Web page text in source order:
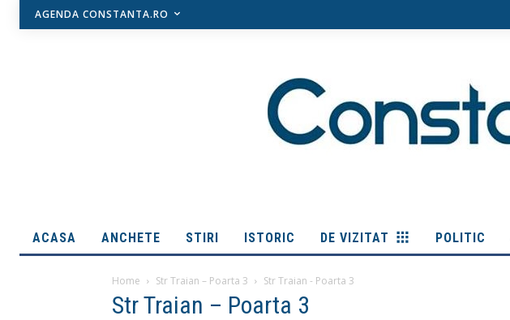
AGENDA CONSTANTA.RO
ACASA ANCHETE STIRI ISTORIC DE VIZITAT POLITIC
Home Str Traian – Poarta 3 Str Traian - Poarta 3
Str Traian – Poarta 3